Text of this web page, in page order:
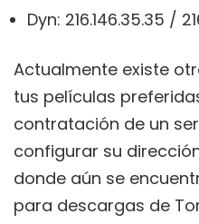
Dyn: 216.146.35.35 /
Actualmente existe
tus películas
contratación de un
configurar su
donde aún se
para descargas de